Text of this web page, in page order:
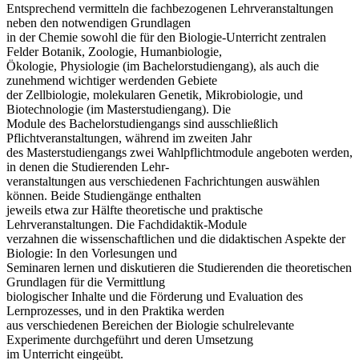
Entsprechend vermitteln die fachbezogenen Lehrveranstaltungen
neben den notwendigen Grundlagen
in der Chemie sowohl die für den Biologie-Unterricht zentralen
Felder Botanik, Zoologie, Humanbiologie,
Ökologie, Physiologie (im Bachelorstudiengang), als auch die
zunehmend wichtiger werdenden Gebiete
der Zellbiologie, molekularen Genetik, Mikrobiologie, und
Biotechnologie (im Masterstudiengang). Die
Module des Bachelorstudiengangs sind ausschließlich
Pflichtveranstaltungen, während im zweiten Jahr
des Masterstudiengangs zwei Wahlpflichtmodule angeboten werden,
in denen die Studierenden Lehr-
veranstaltungen aus verschiedenen Fachrichtungen auswählen
können. Beide Studiengänge enthalten
jeweils etwa zur Hälfte theoretische und praktische
Lehrveranstaltungen. Die Fachdidaktik-Module
verzahnen die wissenschaftlichen und die didaktischen Aspekte der
Biologie: In den Vorlesungen und
Seminaren lernen und diskutieren die Studierenden die theoretischen
Grundlagen für die Vermittlung
biologischer Inhalte und die Förderung und Evaluation des
Lernprozesses, und in den Praktika werden
aus verschiedenen Bereichen der Biologie schulrelevante
Experimente durchgeführt und deren Umsetzung
im Unterricht eingeübt.